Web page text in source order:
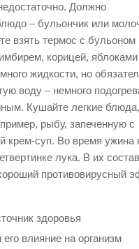
Должно
– бульончик или
взять термос с бульоном
корицей,
жидкости, но
воду – немного
Кушайте легкие блюда,
рыбу, запеченную с
крем-суп. Во время ужина
лука. В их
противовирусный
здоровья
влияние на организм